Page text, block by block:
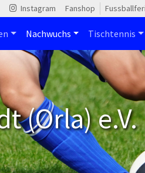
Instagram Fanshop
Nachwuchs Tischtennis
(Orla) e.V.